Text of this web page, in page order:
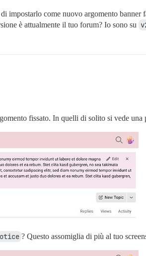
impostarlo come nuovo argomento
è attualmente il tuo forum? Io sono su
fissato. In quelli di solito si vede
? Questo assomiglia di più al tuo